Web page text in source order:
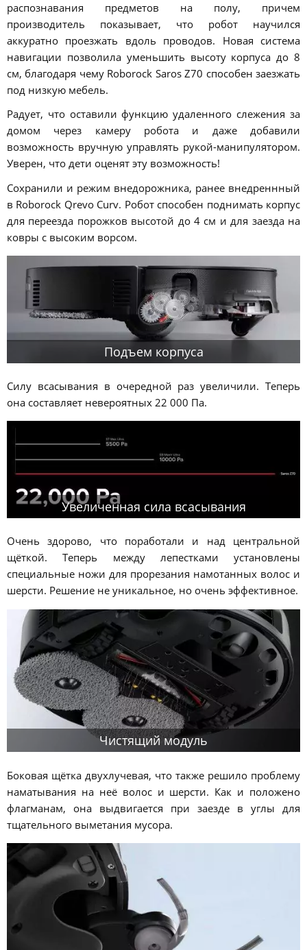
распознавания предметов на полу, причем
производитель показывает, что робот научился
аккуратно проезжать вдоль проводов. Новая система
навигации позволила уменьшить высоту корпуса до 8
см, благодаря чему Roborock Saros Z70 способен заезжать
под низкую мебель.
Радует, что оставили функцию удаленного слежения за
домом через камеру робота и даже добавили
возможность вручную управлять рукой-манипулятором.
Уверен, что дети оценят эту возможность!
Сохранили и режим внедорожника, ранее внедреннный
в Roborock Qrevo Curv. Робот способен поднимать корпус
для переезда порожков высотой до 4 см и для заезда на
ковры с высоким ворсом.
Подъем корпуса
Силу всасывания в очередной раз увеличили. Теперь
она составляет невероятных 22 000 Па.
Увеличенная сила всасывания
Очень здорово, что поработали и над центральной
щёткой. Теперь между лепестками установлены
специальные ножи для прорезания намотанных волос и
шерсти. Решение не уникальное, но очень эффективное.
Чистящий модуль
Боковая щётка двухлучевая, что также решило проблему
наматывания на неё волос и шерсти. Как и положено
флагманам, она выдвигается при заезде в углы для
тщательного выметания мусора.